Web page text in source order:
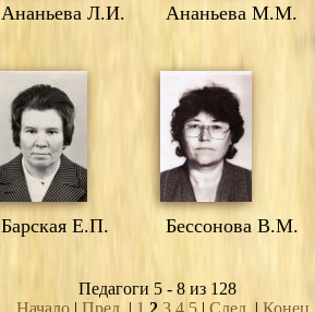
Ананьева Л.И. Ананьева М.М.
Барская Е.П. Бессонова В.М.
Педагоги 5 - 8 из 128
Начало |Пред. | 1 2 3 4 5 |След. |Конец